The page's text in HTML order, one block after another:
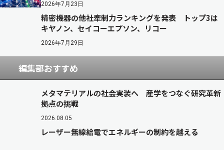
2026年7月23日
精密機器の他社牽制力ランキングを発表 トップ3は
キヤノン、セイコーエプソン、リコー
2026年7月29日
編集部おすすめ
メタマテリアルの社会実装へ 産学をつなぐ研究革新
拠点の挑戦
2026.08.05
レーザー無線給電でエネルギーの制約を越える